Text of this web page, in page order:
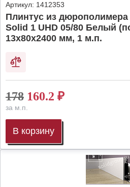
Артикул: 1412353
Плинтус из
Solid 1 UHD 05/80 Белый
13х80х2400 мм, 1 м.п.
178 160.2 ₽
за м.п.
В корзину